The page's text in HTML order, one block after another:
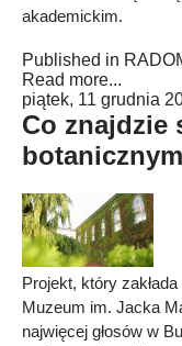
akademickim.
Published in
Read more...
piątek, 11 grudnia
Co znajdzie
Projekt, który
Muzeum im. Jacka
najwięcej głosów w